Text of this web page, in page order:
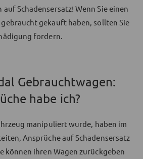
Schadensersatz! Wenn Sie einen
gekauft haben, sollten Sie
fordern.
Gebrauchtwagen:
habe ich?
manipuliert wurde, haben im
Ansprüche auf Schadensersatz
können ihren Wagen zurückgeben